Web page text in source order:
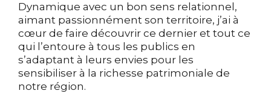
Dynamique avec un bon sens relationnel,
aimant passionnément son territoire, j’ai à
cœur de faire découvrir ce dernier et tout ce
qui l’entoure à tous les publics en
s’adaptant à leurs envies pour les
sensibiliser à la richesse patrimoniale de
notre région.